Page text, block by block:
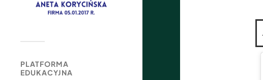
PLATFORMA
EDUKACYJNA